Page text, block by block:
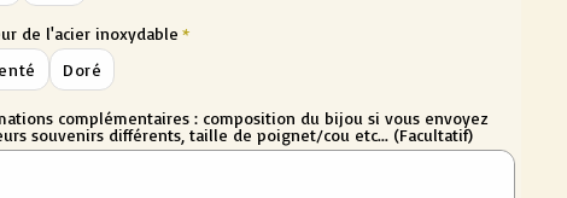
de l'acier inoxydable
Doré
complémentaires : composition du bijou si vous envoyez
souvenirs différents, taille de poignet/cou etc... (Facultatif)